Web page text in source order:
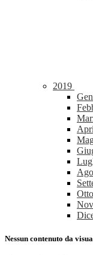
2019
Nessun contenuto da